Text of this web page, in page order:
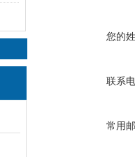
您的
联系
常用